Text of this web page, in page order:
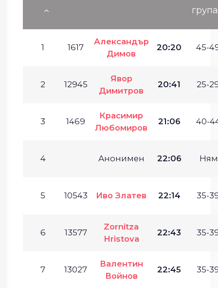
група
1 1617
Александър
Димов
20:20 45-
2 12945
Явор
Димитров
20:41 25-
3 1469
Красимир
Любомиров
21:06 40-
4 Анонимен 22:06
5 10543 Иво Златев 22:14 35-
6 13577
Zornitza
Hristova
22:43 35-
7 13027
Валентин
Войнов
22:45 35-